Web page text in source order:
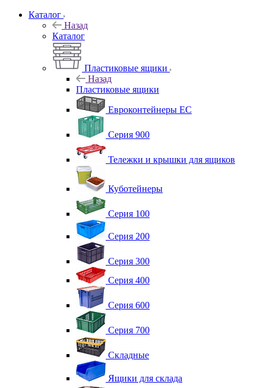
Каталог
Назад
Каталог
Пластиковые ящики
Назад
Пластиковые ящики
Евроконтейнеры ЕС
Серия 900
Тележки и крышки для ящиков
Куботейнеры
Серия 100
Серия 200
Серия 300
Серия 400
Серия 600
Серия 700
Складные
Ящики для склада